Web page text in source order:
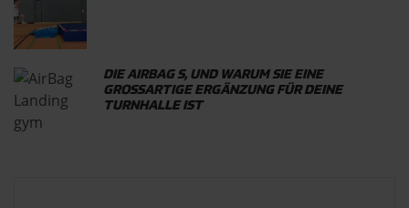
DIE AIRBAG S, UND WARUM SIE EINE
GROSSARTIGE ERGÄNZUNG FÜR DEINE
TURNHALLE IST